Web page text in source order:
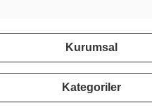
Kurumsal
Kategoriler